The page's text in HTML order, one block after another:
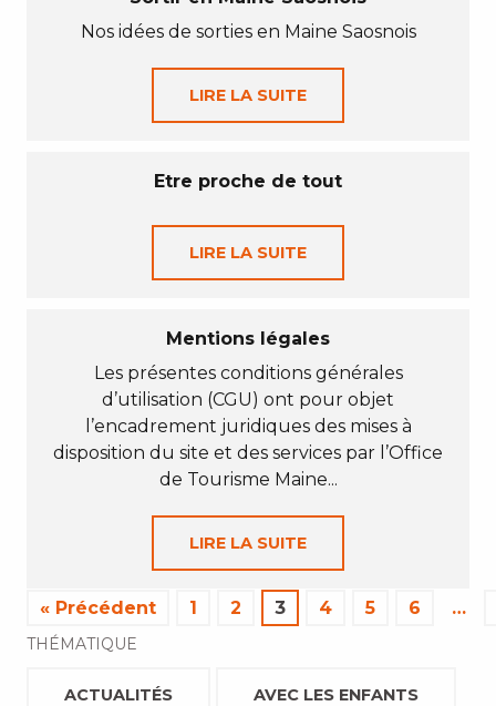
Nos idées de sorties en Maine Saosnois
LIRE LA SUITE
Etre proche de tout
LIRE LA SUITE
Mentions légales
Les présentes conditions générales
d’utilisation (CGU) ont pour objet
l’encadrement juridiques des mises à
disposition du site et des services par l’Office
de Tourisme Maine...
LIRE LA SUITE
« Précédent 1 2 3 4 5 6 …
THÉMATIQUE
ACTUALITÉS AVEC LES ENFANTS